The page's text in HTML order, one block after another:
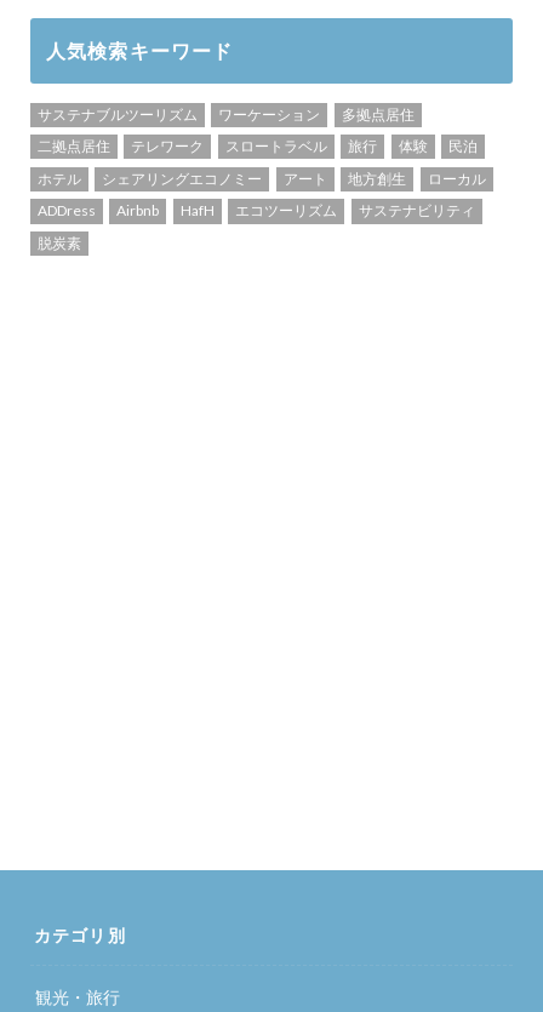
人気検索キーワード
サステナブルツーリズム ワーケーション
多拠点居住
二拠点居住
テレワーク スロートラベル 旅行 体験
民泊
ホテル
シェアリングエコノミー アート 地方創生
ローカル
ADDress
Airbnb HafH エコツーリズム
サステナビリティ
脱炭素
カテゴリ別
観光・旅行